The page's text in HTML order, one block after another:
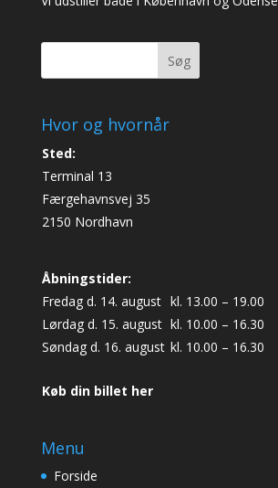
Søg
Hvor og hvornår
Sted:
Terminal 13
Færgehavnsvej 35
2150 Nordhavn
Åbningstider:
Fredag d. 14. august kl. 13.00 – 19.00
Lørdag d. 15. august kl. 10.00 – 16.30
Søndag d. 16. august kl. 10.00 – 16.30
Køb din billet her
Menu
Forside